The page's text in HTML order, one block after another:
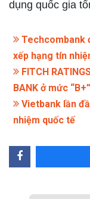
dụng quốc gia
Techcombank
xếp hạng tín
FITCH
BANK ở mức
Vietbank lần
nhiệm quốc tế